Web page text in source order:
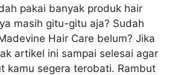
pakai banyak produk hair
masih gitu-gitu aja? Sudah
Hair Care belum? Jika
artikel ini sampai selesai agar
kamu segera terobati. Rambut